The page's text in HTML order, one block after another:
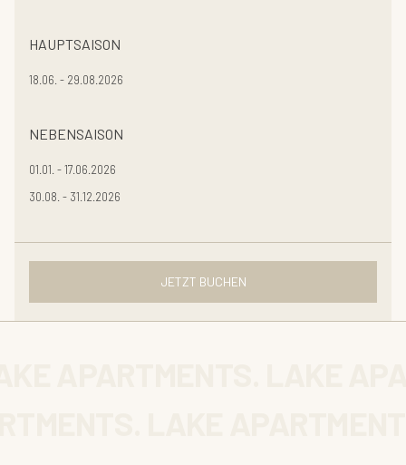
HAUPTSAISON
18.06. - 29.08.2026
NEBENSAISON
01.01. - 17.06.2026
30.08. - 31.12.2026
JETZT BUCHEN